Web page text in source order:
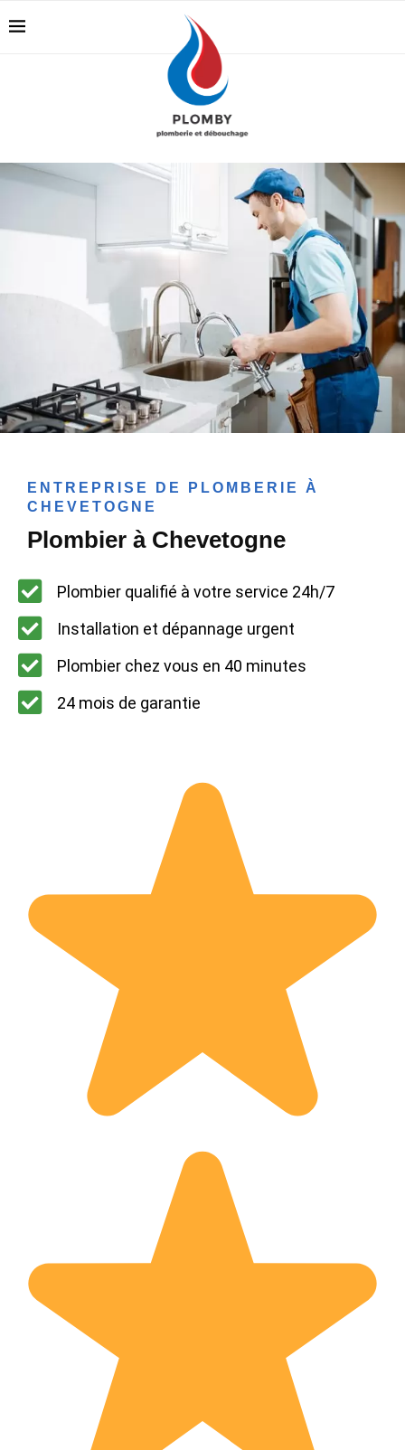
ENTREPRISE DE PLOMBERIE À
CHEVETOGNE
Plombier à Chevetogne
Plombier qualifié à votre service 24h/7
Installation et dépannage urgent
Plombier chez vous en 40 minutes
24 mois de garantie